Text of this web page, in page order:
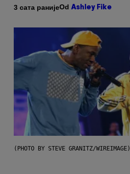
3 сата ранијеOd Ashley Fike
(PHOTO BY STEVE GRANITZ/WIREIMAGE)